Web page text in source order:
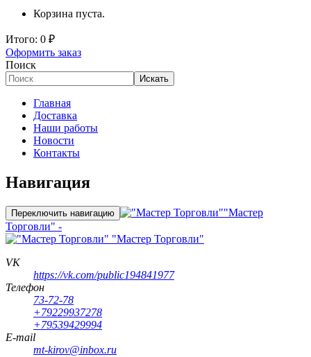
Корзина пуста.
Итого: 0 ₽
Оформить заказ
Поиск
Искать
Главная
Доставка
Наши работы
Новости
Контакты
Навигация
Переключить навигацию
"Мастер
Торговли" -
"Мастер Торговли"
VK
https://vk.com/public194841977
Телефон
73-72-78
+79229937278
+79539429994
E-mail
mt-kirov@inbox.ru